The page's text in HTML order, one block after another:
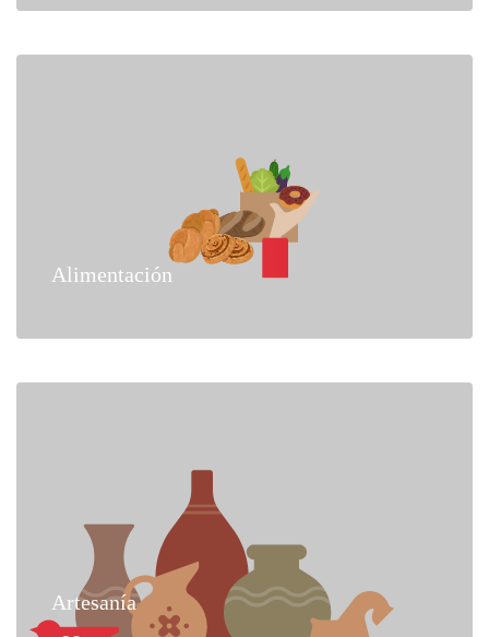
Alimentación
Artesanía